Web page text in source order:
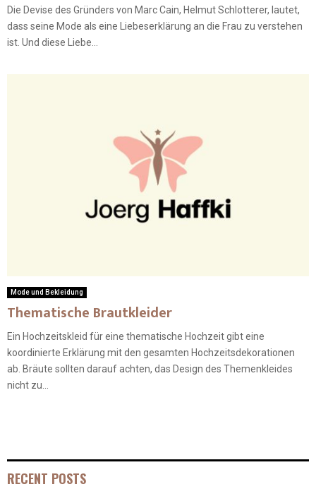
Die Devise des Gründers von Marc Cain, Helmut Schlotterer, lautet,
dass seine Mode als eine Liebeserklärung an die Frau zu verstehen
ist. Und diese Liebe...
Mode und Bekleidung
Thematische Brautkleider
Ein Hochzeitskleid für eine thematische Hochzeit gibt eine
koordinierte Erklärung mit den gesamten Hochzeitsdekorationen
ab. Bräute sollten darauf achten, das Design des Themenkleides
nicht zu...
RECENT POSTS